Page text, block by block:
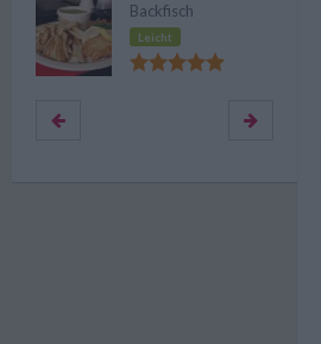
Backfisch
Leicht